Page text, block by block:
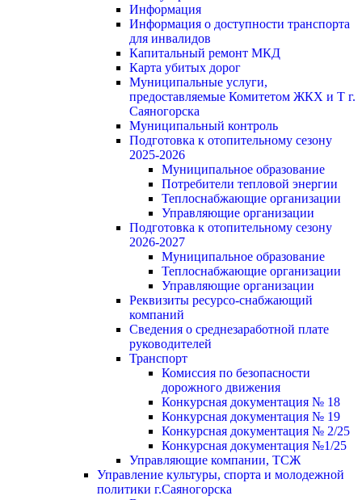
Информация
Информация о доступности транспорта
для инвалидов
Капитальный ремонт МКД
Карта убитых дорог
Муниципальные услуги,
предоставляемые Комитетом ЖКХ и Т г.
Саяногорска
Муниципальный контроль
Подготовка к отопительному сезону
2025-2026
Муниципальное образование
Потребители тепловой энергии
Теплоснабжающие организации
Управляющие организации
Подготовка к отопительному сезону
2026-2027
Муниципальное образование
Теплоснабжающие организации
Управляющие организации
Реквизиты ресурсо-снабжающий
компаний
Сведения о среднезаработной плате
руководителей
Транспорт
Комиссия по безопасности
дорожного движения
Конкурсная документация № 18
Конкурсная документация № 19
Конкурсная документация № 2/25
Конкурсная документация №1/25
Управляющие компании, ТСЖ
Управление культуры, спорта и молодежной
политики г.Саяногорска